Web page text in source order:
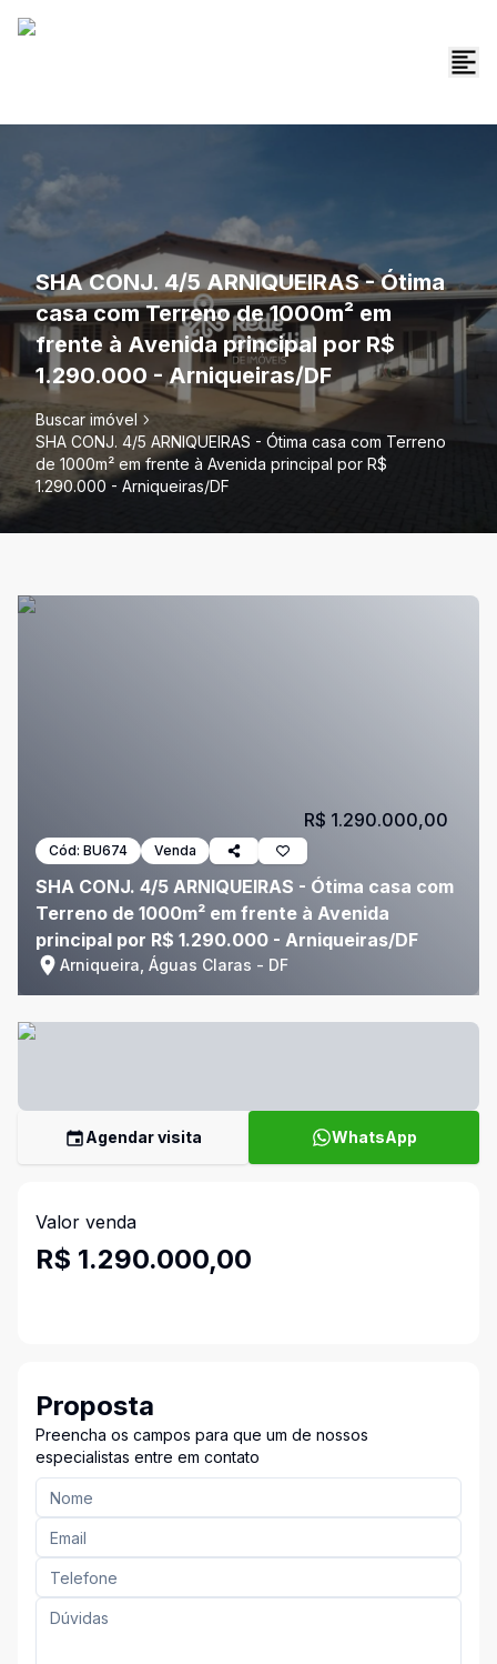
SHA CONJ. 4/5 ARNIQUEIRAS - Ótima
casa com Terreno de 1000m² em
frente à Avenida principal por R$
1.290.000 - Arniqueiras/DF
Buscar imóvel
SHA CONJ. 4/5 ARNIQUEIRAS - Ótima casa com Terreno
de 1000m² em frente à Avenida principal por R$
1.290.000 - Arniqueiras/DF
Cód: BU674 Venda
SHA CONJ. 4/5 ARNIQUEIRAS - Ótima casa com
Terreno de 1000m² em frente à Avenida
principal por R$ 1.290.000 - Arniqueiras/DF
Arniqueira, Águas Claras - DF
R$ 1.290.000,00
Agendar visita WhatsApp
Valor venda
R$ 1.290.000,00
Proposta
Preencha os campos para que um de nossos
especialistas entre em contato